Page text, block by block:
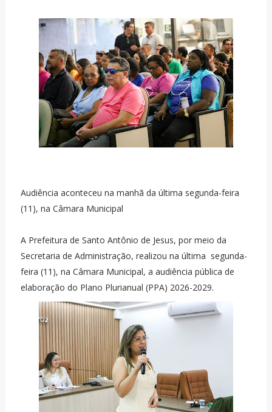
Audiência aconteceu na manhã da última segunda-feira
(11), na Câmara Municipal
A Prefeitura de Santo Antônio de Jesus, por meio da
Secretaria de Administração, realizou na última segunda-
feira (11), na Câmara Municipal, a audiência pública de
elaboração do Plano Plurianual (PPA) 2026-2029.